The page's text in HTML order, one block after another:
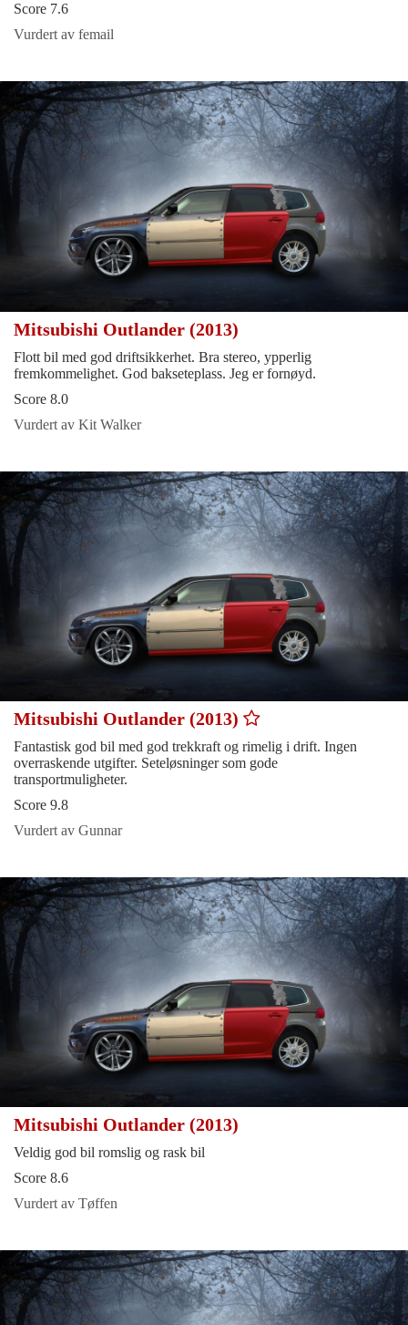
Score 7.6
Vurdert av femail
Mitsubishi Outlander (2013)
Flott bil med god driftsikkerhet. Bra stereo, ypperlig
fremkommelighet. God bakseteplass. Jeg er fornøyd.
Score 8.0
Vurdert av Kit Walker
Mitsubishi Outlander (2013)
Fantastisk god bil med god trekkraft og rimelig i drift. Ingen
overraskende utgifter. Seteløsninger som gode
transportmuligheter.
Score 9.8
Vurdert av Gunnar
Mitsubishi Outlander (2013)
Veldig god bil romslig og rask bil
Score 8.6
Vurdert av Tøffen